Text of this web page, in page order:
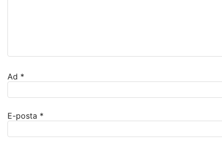
Ad *
E-posta *